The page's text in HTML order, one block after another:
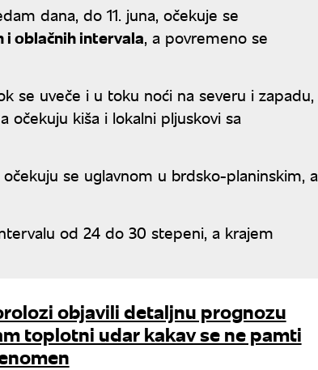
dana, do 11. juna, očekuje se
i oblačnih intervala, a povremeno se
se uveče i u toku noći na severu i zapadu,
očekuju kiša i lokalni pljuskovi sa
se uglavnom u brdsko-planinskim, a
od 24 do 30 stepeni, a krajem
objavili detaljnu prognozu
toplotni udar kakav se ne pamti